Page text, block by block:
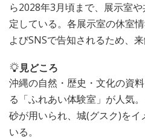
ら2028年3月頃まで、展示室
定している。各展示室の休室
よびSNSで告知されるため、来
見どころ
沖縄の自然・歴史・文化の資
る「ふれあい体験室」が人気
砂が用いられ、城(グスク)を
いる。